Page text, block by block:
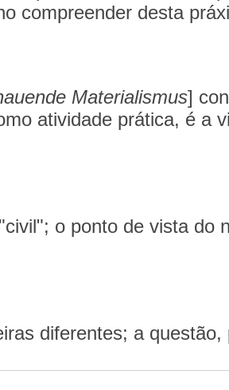
compreender desta
Materialismus]
atividade prática, é a
o ponto de vista do
diferentes; a